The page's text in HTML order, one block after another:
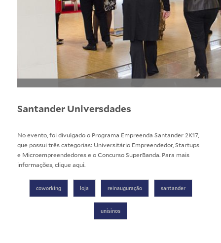
Santander Universdades
No evento, foi divulgado o Programa Empreenda Santander 2K17,
que possui três categorias: Universitário Empreendedor, Startups
e Microempreendedores e o Concurso SuperBanda. Para mais
informações, clique aqui.
coworking loja reinauguração santander
unisinos